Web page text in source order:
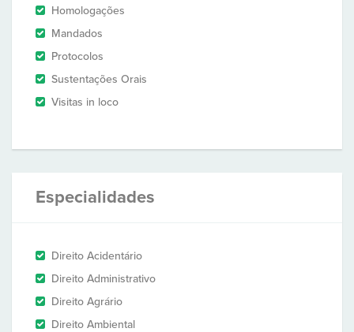
Homologações
Mandados
Protocolos
Sustentações Orais
Visitas in loco
Especialidades
Direito Acidentário
Direito Administrativo
Direito Agrário
Direito Ambiental